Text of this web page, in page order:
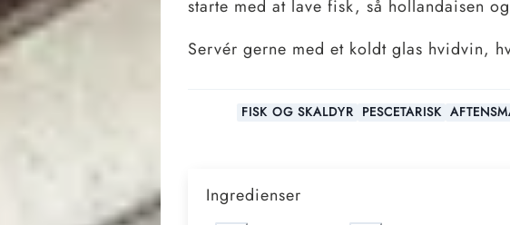
starte med at lave fisk, så hollandaisen
Servér gerne med et koldt glas hvidvin,
FISK OG SKALDYR PESCETARISK
Ingredienser